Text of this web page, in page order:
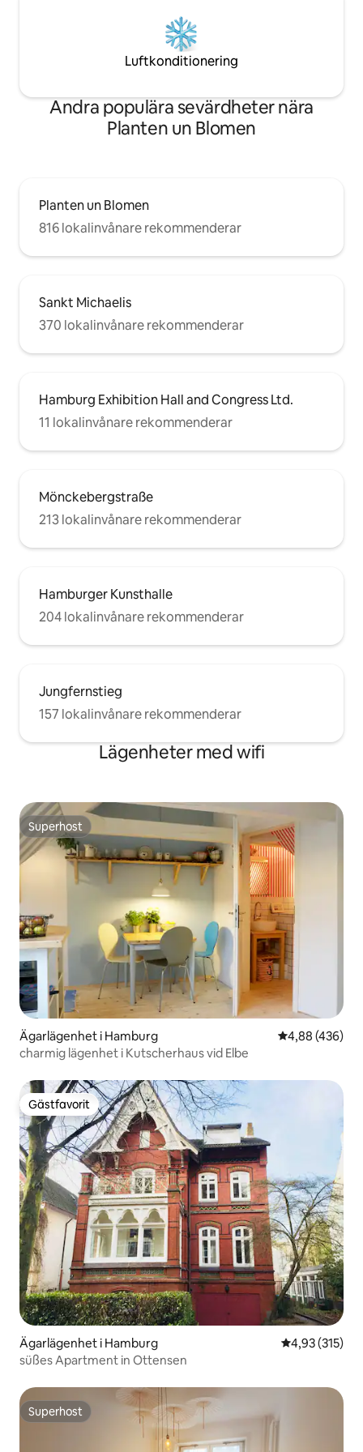
Luftkonditionering
Andra populära sevärdheter nära
Planten un Blomen
Planten un Blomen
816 lokalinvånare rekommenderar
Sankt Michaelis
370 lokalinvånare rekommenderar
Hamburg Exhibition Hall and Congress Ltd.
11 lokalinvånare rekommenderar
Mönckebergstraße
213 lokalinvånare rekommenderar
Hamburger Kunsthalle
204 lokalinvånare rekommenderar
Jungfernstieg
157 lokalinvånare rekommenderar
Lägenheter med wifi
Superhost
Superhost
Ägarlägenhet i Hamburg 4,88 av 5 i
4,88 (436)
charmig lägenhet i Kutscherhaus vid Elbe
Gästfavorit
Gästfavorit
Ägarlägenhet i Hamburg 4,93 av 5 i
4,93 (315)
süßes Apartment in Ottensen
Superhost
Superhost